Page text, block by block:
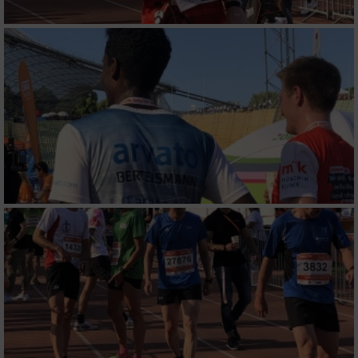
Messung der Performance von Inhalten
Analyse von Zielgruppen durch Statistiken
oder Kombinationen von Daten aus
verschiedenen Quellen
Entwicklung und Verbesserung der Angebote
Verwendung reduzierter Daten zur Auswahl
von Inhalten
IAB-Besonderheiten:
Verwendung genauer Standortdaten
Geräte anhand von aktiv angeforderten
Informationen identifizieren
Nicht-IAB-Verarbeitungszwecke: